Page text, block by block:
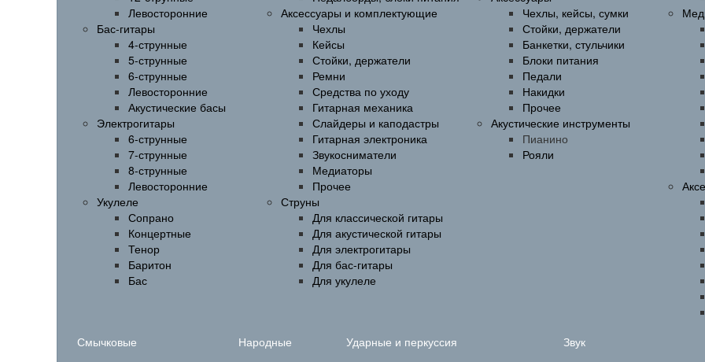
Левосторонние
Бас-гитары
4-струнные
5-струнные
6-струнные
Левосторонние
Акустические басы
Электрогитары
6-струнные
7-струнные
8-струнные
Левосторонние
Укулеле
Сопрано
Концертные
Тенор
Баритон
Бас
Аксессуары и комплектующие
Чехлы
Кейсы
Стойки, держатели
Ремни
Средства по уходу
Гитарная механика
Слайдеры и каподастры
Гитарная электроника
Звукосниматели
Медиаторы
Прочее
Струны
Для классической гитары
Для акустической гитары
Для электрогитары
Для бас-гитары
Для укулеле
Чехлы, кейсы, сумки
Стойки, держатели
Банкетки, стульчики
Блоки питания
Педали
Накидки
Прочее
Акустические инструменты
Пианино
Рояли
Смычковые
Народные
Ударные и перкуссия
Звук